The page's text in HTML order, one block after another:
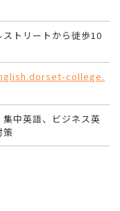
ストリートから徒歩10
college.
集中英語、ビジネス英
策